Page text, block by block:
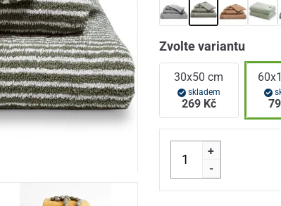
Zvolte variantu
30x50 cm
skladem
269 Kč
+
-